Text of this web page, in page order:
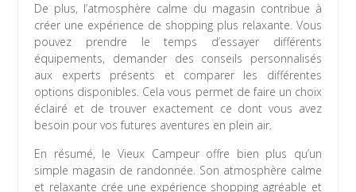
De plus, l’atmosphère calme du magasin contribue à
créer une expérience de shopping plus relaxante. Vous
pouvez prendre le temps d’essayer différents
équipements, demander des conseils personnalisés
aux experts présents et comparer les différentes
options disponibles. Cela vous permet de faire un choix
éclairé et de trouver exactement ce dont vous avez
besoin pour vos futures aventures en plein air.
En résumé, le Vieux Campeur offre bien plus qu’un
simple magasin de randonnée. Son atmosphère calme
et relaxante crée une expérience shopping agréable et